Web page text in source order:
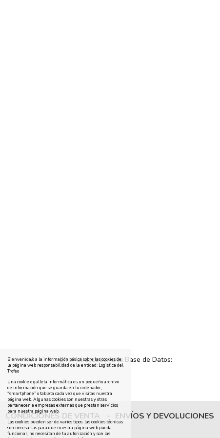
Error al acceder a la Base de Datos:
CONDICIONES DE VENTA - ENVÍOS Y DEVOLUCIONES
Bienvenida/o a la información básica sobre las cookies de
la página web responsabilidad de la entidad: Logistica del
Trofeo
Una cookie o galleta informática es un pequeño archivo
de información que se guarda en tu ordenador,
“smartphone” o tableta cada vez que visitas nuestra
página web. Algunas cookies son nuestras y otras
pertenecen a empresas externas que prestan servicios
para nuestra página web.
Las cookies pueden ser de varios tipos: las cookies técnicas
son necesarias para que nuestra página web pueda
funcionar, no necesitan de tu autorización y son las